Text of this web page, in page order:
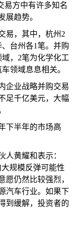
易方中有许多知名
展趋势。
易，其中，杭州2
台州各1笔。并购
，2笔为化学化工
领域息息相关。
企业战略并购交易
足千亿美元，大幅
下半年的市场高
人黄耀和表示：
规模反弹可能性
愿仍然比较强烈，
汽车行业。如果下
到缓解，投资者的